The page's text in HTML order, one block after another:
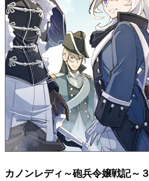
カノンレディ～砲兵令嬢戦記～３